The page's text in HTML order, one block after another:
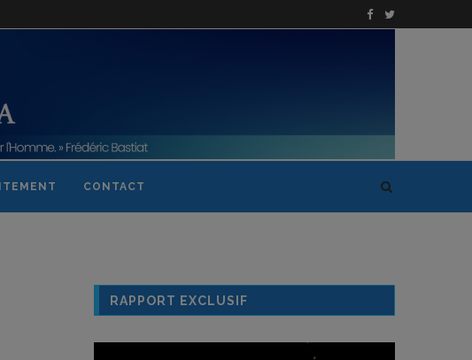
CONTACT
RAPPORT EXCLUSIF